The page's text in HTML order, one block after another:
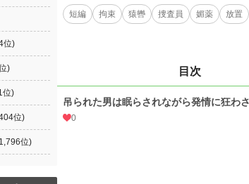
短編 拘束 猿轡 捜査員 媚薬 放置
目次
吊られた男は眠らされながら発情に狂わ
0
位)
)
位)
位)
位)